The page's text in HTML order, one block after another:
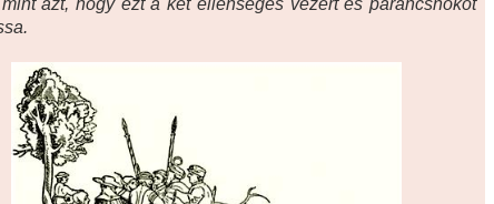
azt, hogy ezt a két ellenséges vezért és parancsnokot